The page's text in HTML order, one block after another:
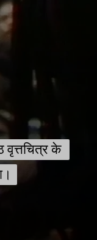
वृत्तचित्र के
वृत्तचित्र के